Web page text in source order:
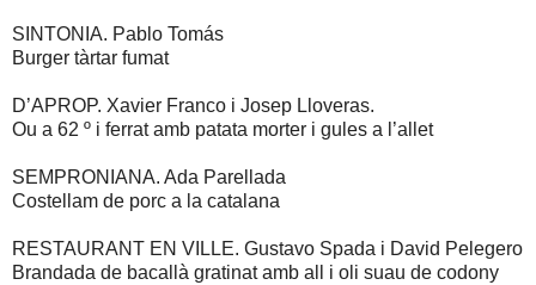
SINTONIA. Pablo Tomás
Burger tàrtar fumat
D’APROP. Xavier Franco i Josep Lloveras.
Ou a 62 º i ferrat amb patata morter i gules a l’allet
SEMPRONIANA. Ada Parellada
Costellam de porc a la catalana
RESTAURANT EN VILLE. Gustavo Spada i David Pelegero
Brandada de bacallà gratinat amb all i oli suau de codony